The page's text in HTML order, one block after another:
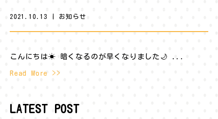
2021.10.13 お知らせ
こんにちは☀︎ 暗くなるのが早くなりました🌙 ...
Read More >>
LATEST POST